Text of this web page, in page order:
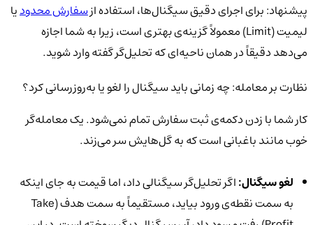
پیشنهاد: برای اجرای دقیق سیگنال‌ها، استفاده ازسفارش محدودیا
لیمیت (Limit) معمولاً گزینه‌ی بهتری است، زیرا به شما اجازه
می‌دهد دقیقاً در همان ناحیه‌ای که تحلیل‌گر گفته وارد شوید.
نظارت بر معامله: چه زمانی باید سیگنال را لغو یا به‌روزرسانی کرد؟
کار شما با زدن دکمه‌ی ثبت سفارش تمام نمی‌شود. یک معامله‌گر
خوب مانند باغبانی است که به گل‌هایش سر می‌زند.
لغو سیگنال:اگر تحلیل‌گر سیگنالی داد، اما قیمت به جای اینکه
به سمت نقطه‌ی ورود بیاید، مستقیماً به سمت هدف (Take